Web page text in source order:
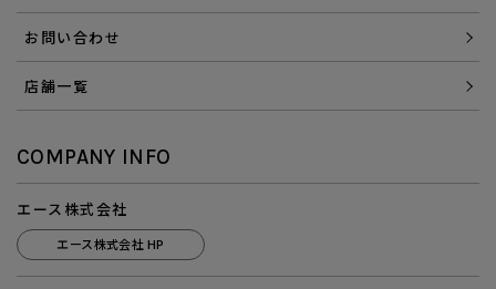
お問い合わせ
店舗一覧
COMPANY INFO
エース株式会社
エース株式会社 HP